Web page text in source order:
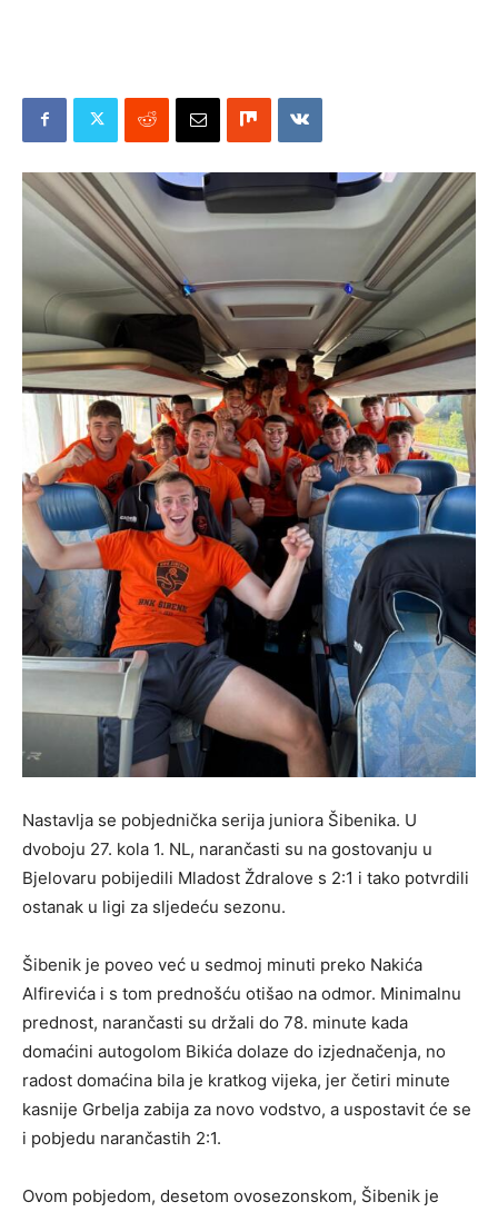
Nastavlja se pobjednička serija juniora Šibenika. U
dvoboju 27. kola 1. NL, narančasti su na gostovanju u
Bjelovaru pobijedili Mladost Ždralove s 2:1 i tako potvrdili
ostanak u ligi za sljedeću sezonu.
Šibenik je poveo već u sedmoj minuti preko Nakića
Alfirevića i s tom prednošću otišao na odmor. Minimalnu
prednost, narančasti su držali do 78. minute kada
domaćini autogolom Bikića dolaze do izjednačenja, no
radost domaćina bila je kratkog vijeka, jer četiri minute
kasnije Grbelja zabija za novo vodstvo, a uspostavit će se
i pobjedu narančastih 2:1.
Ovom pobjedom, desetom ovosezonskom, Šibenik je